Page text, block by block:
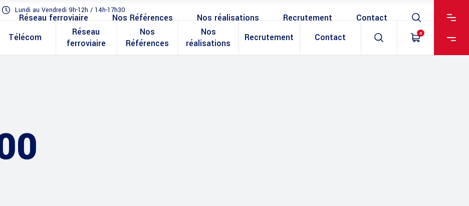
Lundi au Vendredi 9h-12h / 14h-17h30
Télécom
Réseau
ferroviaire
Nos
Références
Nos
réalisations
Recrutement Contact 0
Réseau ferroviaire Nos Références Nos réalisations Recrutement Contact